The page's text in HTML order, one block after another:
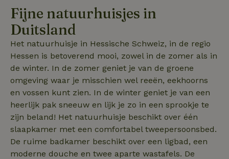
Fijne natuurhuisjes in
Duitsland
Het natuurhuisje in Hessische Schweiz, in de regio
Hessen is betoverend mooi, zowel in de zomer als in
de winter. In de zomer geniet je van de groene
omgeving waar je misschien wel reeën, eekhoorns
en vossen kunt zien. In de winter geniet je van een
heerlijk pak sneeuw en lijk je zo in een sprookje te
zijn beland! Het natuurhuisje beschikt over één
slaapkamer met een comfortabel tweepersoonsbed.
De ruime badkamer beschikt over een ligbad, een
moderne douche en twee aparte wastafels. De
Strikt noodzakelijke cookies maken de kernfunctionaliteiten
van de website mogelijk, zoals gebruikersaanmelding en
zonder de strikt noodzakelijke cookies.
Naam
Aanbieder
Domein
Vervaldatum
_tt_enable_cookie .natuurhuisje.nl
2 maanden
4 weken
Deze
gebruikt
op de
.natuurhuisje.nl
dagen